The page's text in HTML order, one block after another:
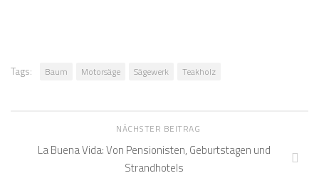
Tags: Baum Motorsäge Sägewerk Teakholz
NÄCHSTER BEITRAG
La Buena Vida: Von Pensionisten, Geburtstagen und
Strandhotels